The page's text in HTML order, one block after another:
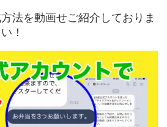
法を動画せご紹介しておりま
！